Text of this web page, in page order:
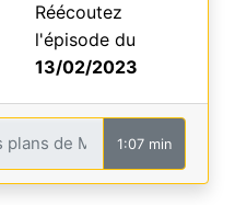
Réécoutez
l'épisode du
13/02/2023
1:07 min